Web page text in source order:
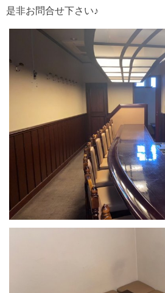
是非お問合せ下さい♪